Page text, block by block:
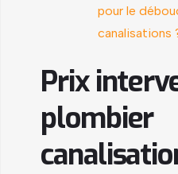
pour le
canalisations
Prix
plombier